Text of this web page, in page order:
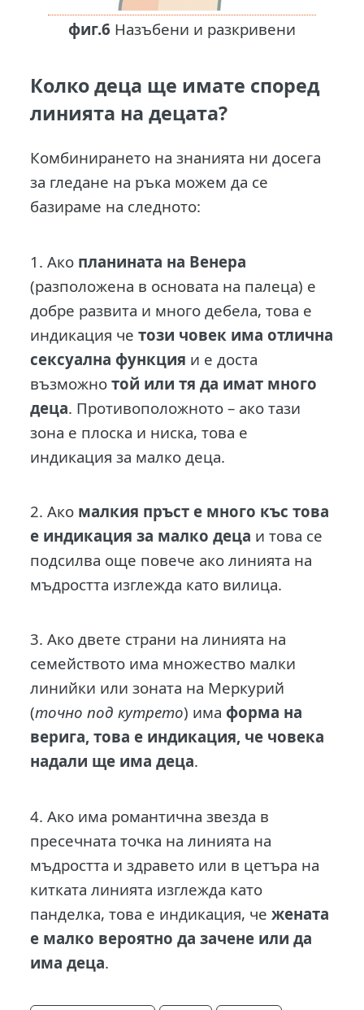
фиг.6 Назъбени и разкривени
Колко деца ще имате според
линията на децата?
Комбинирането на знанията ни досега
за гледане на ръка можем да се
базираме на следното:
1. Ако планината на Венера
(разположена в основата на палеца) е
добре развита и много дебела, това е
индикация четози човек има отлична
сексуална функция и е доста
възможнотой или тя да имат много
деца. Противоположното – ако тази
зона е плоска и ниска, това е
индикация за малко деца.
2. Ако малкия пръст е много къс това
е индикация за малко деца и това се
подсилва още повече ако линията на
мъдростта изглежда като вилица.
3. Ако двете страни на линията на
семейството има множество малки
линийки или зоната на Меркурий
(точно под кутрето) имаформа на
верига, това е индикация, че човека
надали ще има деца.
4. Ако има романтична звезда в
пресечната точка на линията на
мъдростта и здравето или в цетъра на
китката линията изглежда като
панделка, това е индикация, чежената
е малко вероятно да зачене или да
има деца.